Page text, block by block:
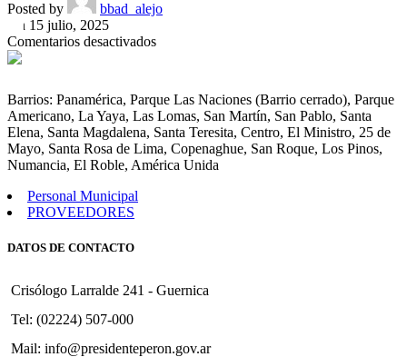
Posted by
bbad_alejo
On 15 julio, 2025
Comentarios desactivadosen
Barrios: Panamérica, Parque Las Naciones (Barrio cerrado), Parque
Americano, La Yaya, Las Lomas, San Martín, San Pablo, Santa
Elena, Santa Magdalena, Santa Teresita, Centro, El Ministro, 25 de
Mayo, Santa Rosa de Lima, Copenaghue, San Roque, Los Pinos,
Numancia, El Roble, América Unida
Personal Municipal
PROVEEDORES
DATOS DE CONTACTO
Crisólogo Larralde 241 - Guernica
Tel: (02224) 507-000
Mail: info@presidenteperon.gov.ar